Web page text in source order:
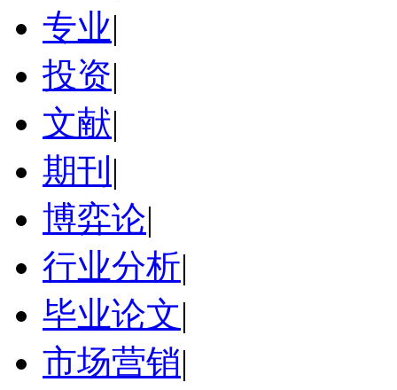
专业|
投资|
文献|
期刊 |
博弈论|
行业分析|
毕业论文|
市场营销|